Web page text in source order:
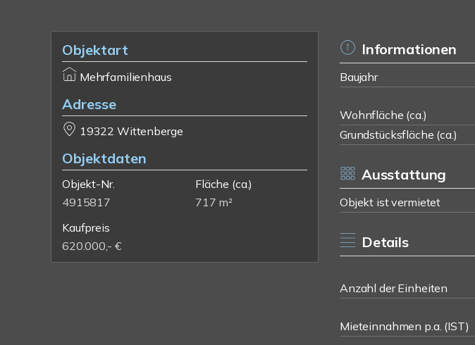
Objektart
Mehrfamilienhaus
Adresse
19322 Wittenberge
Objektdaten
Objekt-Nr.
4915817
Fläche (ca.)
717 m²
Kaufpreis
620.000,- €
Informationen
Baujahr
Wohnfläche (ca.)
Grundstücksfläche (ca.)
Ausstattung
Objekt ist vermietet
Details
Anzahl der Einheiten
Mieteinnahmen p.a. (IST)